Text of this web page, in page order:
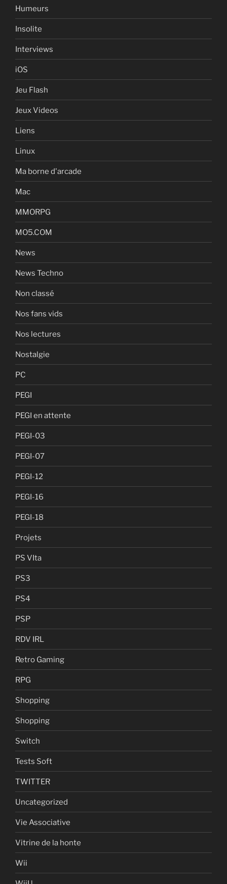
Humeurs
Insolite
Interviews
iOS
Jeu Flash
Jeux Videos
Liens
Linux
Ma borne d'arcade
Mac
MMORPG
MO5.COM
News
News Techno
Non classé
Nos fans vids
Nos lectures
Nostalgie
PC
PEGI
PEGI en attente
PEGI-03
PEGI-07
PEGI-12
PEGI-16
PEGI-18
Projets
PS VIta
PS3
PS4
PSP
RDV IRL
Retro Gaming
RPG
Shopping
Shopping
Switch
Tests Soft
TWITTER
Uncategorized
Vie Associative
Vitrine de la honte
Wii